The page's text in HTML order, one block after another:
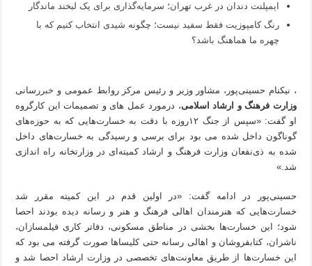
ایمپلنت دندان در غرب تهران؛ سرمایه‌گذاری برای یک لبخند ماندگار
رنگ کامپوزیت فقط سفید نیست؛ چگونه شیدی انتخاب کنیم که با
چهره ما هماهنگ باشد؟
، نیکنام حسینی‌پور، مشاور وزیر و رئیس مرکز روابط عمومی و خبر ‌رسانی
وزارت فرهنگ و ارشاد اسلامی، درمورد عمل های و تصمیمات این کارگروه
او گفت: «سپس از جنگ ۱۲روزه با دقت به خسارت‌هایی که به حوزه‌های
گوناگون داخل شده می بود برای برسی و رسیدگی به خسارت‌های داخل
شده به ذی‌نفعان وزارت فرهنگ و ارشاد کمیته‌ای در وزارتخانه راه اندازی
شد.»
حسینی‌پور در ادامه گفت: «در اولین قدم در این کمیته مقرر شد
خسارت‌هایی که هنرمندان اهالی فرهنگ و هنر و رسانه دیده بودند احصا
شود؛ این خسارت‌ها بخشی در مناطق مسکونی، دفاتر کاری فیلمسازان،
ناشران، کتابفروشان و اهالی رسانه حتی کلیساها صورت گرفته می بود که
این خسارت‌ها از طریق معاونت‌های تخصصی در وزارت ارشاد احصا شد و